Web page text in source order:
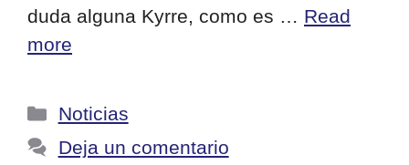
duda alguna Kyrre, como es … Read
more
Categorías
Noticias
Deja un comentario